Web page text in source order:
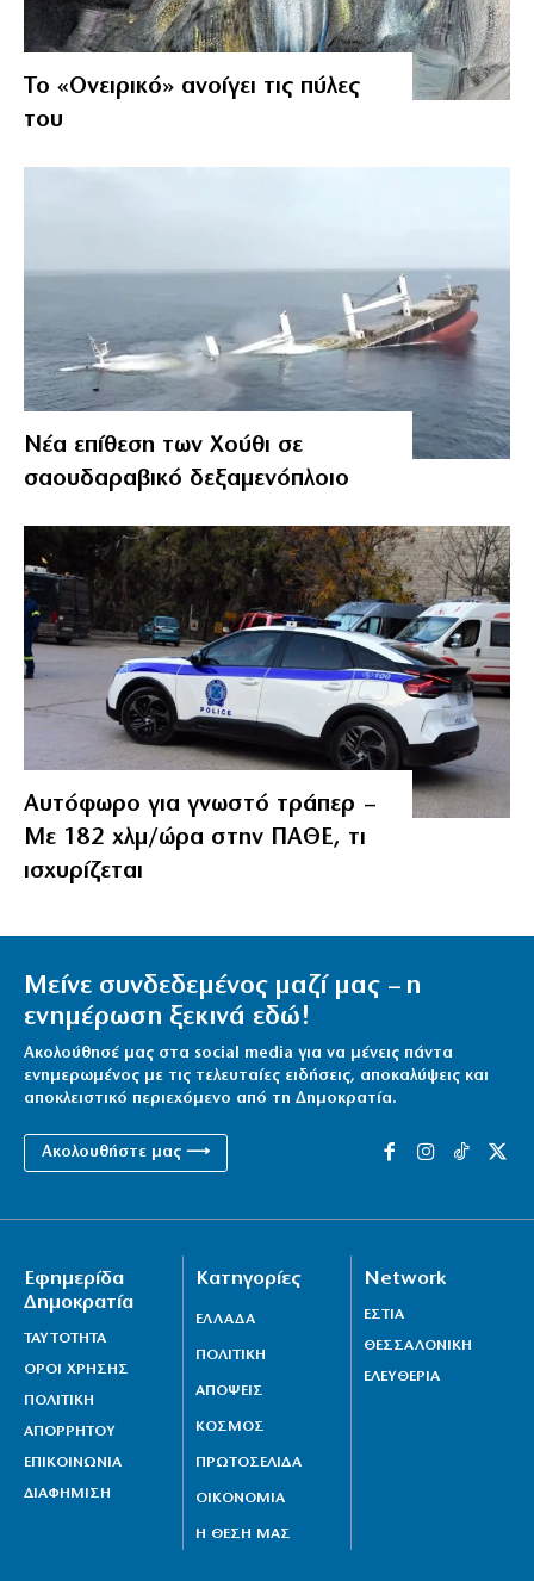
Το «Ονειρικό» ανοίγει τις πύλες
του
Νέα επίθεση των Χούθι σε
σαουδαραβικό δεξαμενόπλοιο
Αυτόφωρο για γνωστό τράπερ –
Με 182 χλμ/ώρα στην ΠΑΘΕ, τι
ισχυρίζεται
Μείνε συνδεδεμένος μαζί μας – η
ενημέρωση ξεκινά εδώ!
Ακολούθησέ μας στα social media για να μένεις πάντα
ενημερωμένος με τις τελευταίες ειδήσεις, αποκαλύψεις και
αποκλειστικό περιεχόμενο από τη Δημοκρατία.
Ακολουθήστε μας ⟶
Εφημερίδα
Δημοκρατία
ΤΑΥΤΟΤΗΤΑ
ΟΡΟΙ ΧΡΗΣΗΣ
ΠΟΛΙΤΙΚΗ
ΑΠΟΡΡΗΤΟΥ
ΕΠΙΚΟΙΝΩΝΙΑ
ΔΙΑΦΗΜΙΣΗ
Κατηγορίες
ΕΛΛΑΔΑ
ΠΟΛΙΤΙΚΗ
ΑΠΟΨΕΙΣ
ΚΟΣΜΟΣ
ΠΡΩΤΟΣΕΛΙΔΑ
ΟΙΚΟΝΟΜΙΑ
Η ΘΕΣΗ ΜΑΣ
Network
ΕΣΤΙΑ
ΘΕΣΣΑΛΟΝΙΚΗ
ΕΛΕΥΘΕΡΙΑ